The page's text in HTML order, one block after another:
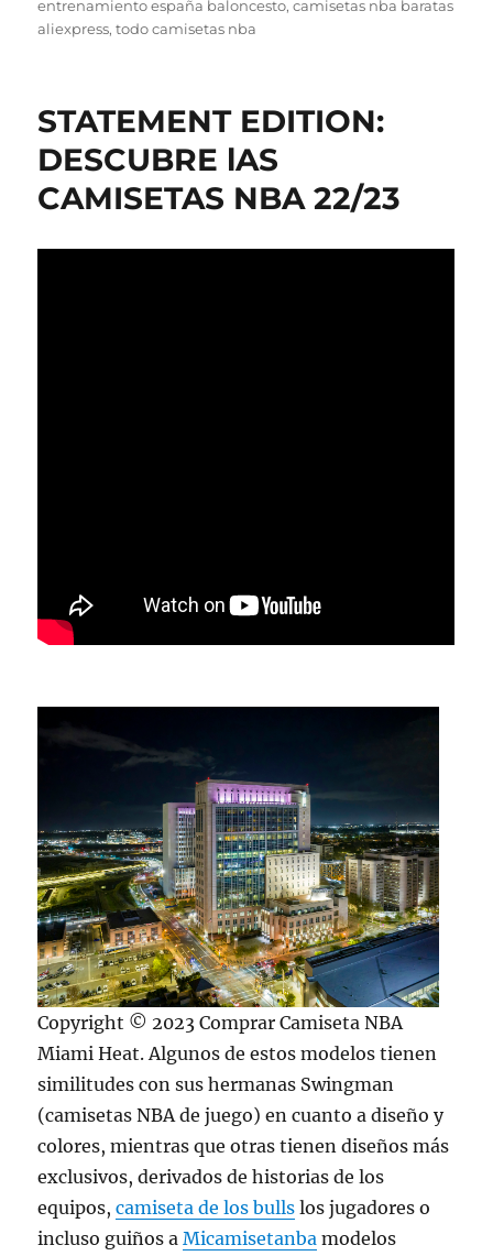
el
entrenamiento españa baloncesto,camisetas nba baratas
aliexpress,todo camisetas nba
STATEMENT EDITION:
DESCUBRE lAS
CAMISETAS NBA 22/23
Copyright © 2023 Comprar Camiseta NBA
Miami Heat. Algunos de estos modelos tienen
similitudes con sus hermanas Swingman
(camisetas NBA de juego) en cuanto a diseño y
colores, mientras que otras tienen diseños más
exclusivos, derivados de historias de los
equipos,camiseta de los bulls los jugadores o
incluso guiños aMicamisetanba modelos